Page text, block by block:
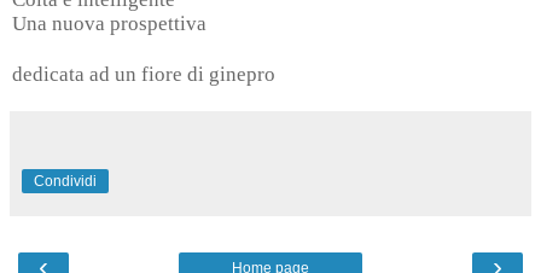
Una nuova prospettiva
dedicata ad un fiore di ginepro
Condividi
Home page